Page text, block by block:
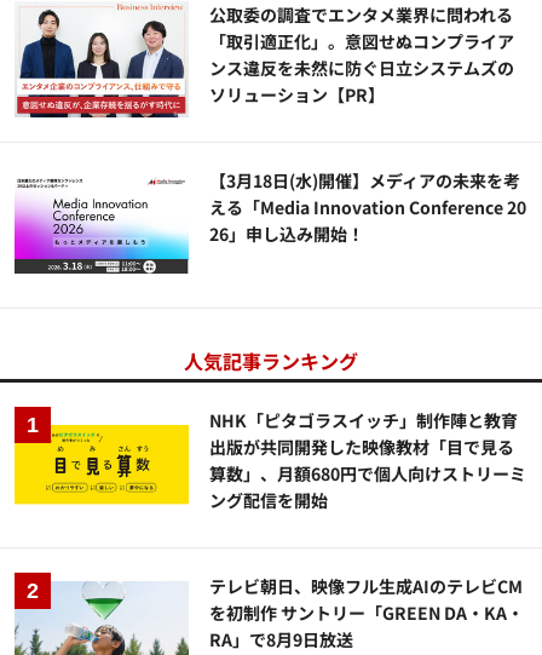
公​​取委の調査でエンタメ業界に問われる
「取引適正化」。意図せぬコンプライア
ンス違反を未然に防ぐ日立システムズの
ソリューション​【PR】
【3月18日(水)開催】メディアの未来を考
える「Media Innovation Conference 20
26」申し込み開始！
人気記事ランキング
NHK「ピタゴラスイッチ」制作陣と教育
出版が共同開発した映像教材「目で見る
算数」、月額680円で個人向けストリーミ
ング配信を開始
テレビ朝日、映像フル生成AIのテレビCM
を初制作 サントリー「GREEN DA・KA・
RA」で8月9日放送